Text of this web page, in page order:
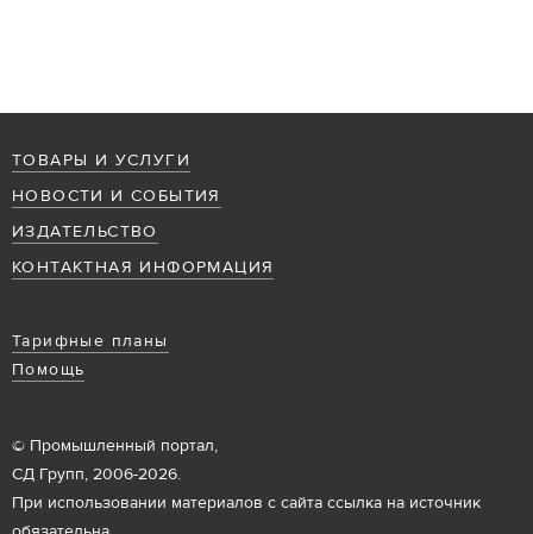
ТОВАРЫ И УСЛУГИ
НОВОСТИ И СОБЫТИЯ
ИЗДАТЕЛЬСТВО
КОНТАКТНАЯ ИНФОРМАЦИЯ
Тарифные планы
Помощь
© Промышленный портал,
СД Групп, 2006-2026.
При использовании материалов с сайта ссылка на источник